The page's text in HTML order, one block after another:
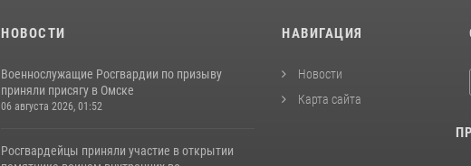
НОВОСТИ
Военнослужащие Росгвардии по призыву
приняли присягу в Омске
06 августа 2026, 01:52
Росгвардейцы приняли участие в открытии
НАВИГАЦИЯ
Новости
Карта сайта